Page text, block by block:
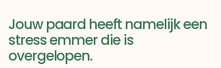
Jouw paard heeft namelijk een
stress emmer die is
overgelopen.